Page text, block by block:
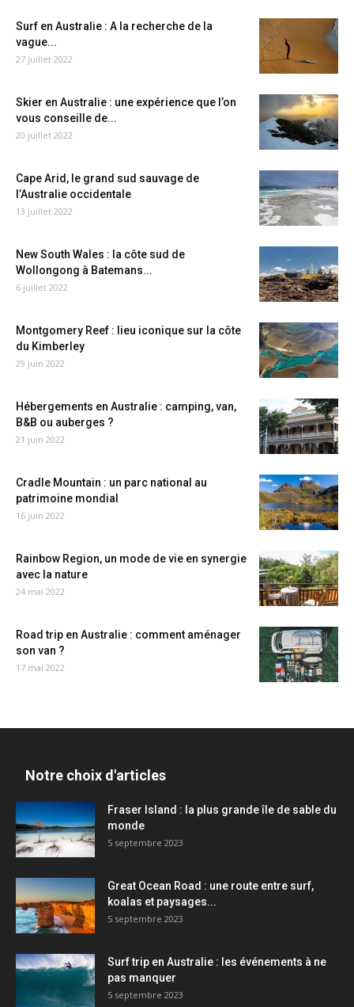
Surf en Australie : A la recherche de la
vague...
27 juillet 2022
Skier en Australie : une expérience que l’on
vous conseille de...
20 juillet 2022
Cape Arid, le grand sud sauvage de
l’Australie occidentale
13 juillet 2022
New South Wales : la côte sud de
Wollongong à Batemans...
6 juillet 2022
Montgomery Reef : lieu iconique sur la côte
du Kimberley
29 juin 2022
Hébergements en Australie : camping, van,
B&B ou auberges ?
21 juin 2022
Cradle Mountain : un parc national au
patrimoine mondial
16 juin 2022
Rainbow Region, un mode de vie en synergie
avec la nature
24 mai 2022
Road trip en Australie : comment aménager
son van ?
17 mai 2022
Notre choix d'articles
Fraser Island : la plus grande île de sable du
monde
5 septembre 2023
Great Ocean Road : une route entre surf,
koalas et paysages...
5 septembre 2023
Surf trip en Australie : les événements à ne
pas manquer
5 septembre 2023